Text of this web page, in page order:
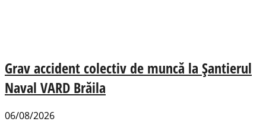
Grav accident colectiv de muncă la Șantierul
Naval VARD Brăila
06/08/2026